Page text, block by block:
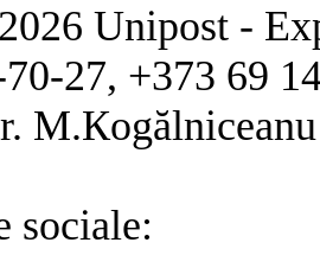
Unipost -
27, +373 69
sociale: